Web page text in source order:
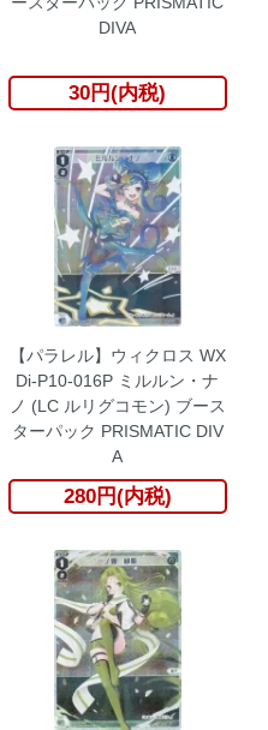
DIVA
30円(内税)
【パラレル】ウィクロス WX
Di-P10-016P ミルルン・ナ
ノ (LC ルリグコモン) ブース
ターパック PRISMATIC DIV
A
280円(内税)